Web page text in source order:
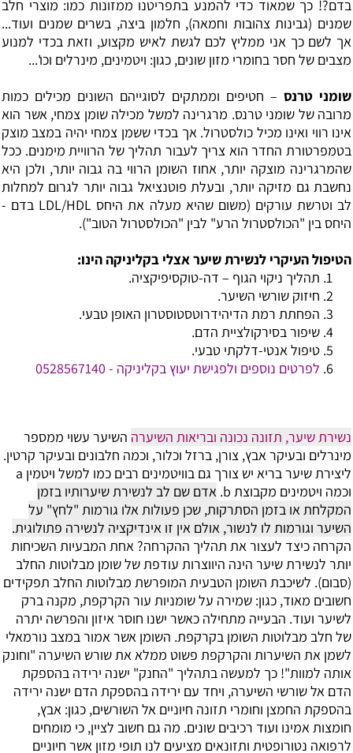
בדם?! כך שמאוד כדי להמנע בתפריטנו ממזונות כמו: מוצרי חלב
שמנים (גבינות צהובות וחמאה), חלמון ביצה, בשרים שמנים ועוד...
אך לשם כך אני ממליץ לכם לגשת לאיש מקצוע, וזאת בכדי למנוע
מצבים של חסר בחומרי מזון שונים, כגון: ויטמינים, מינרלים וכו'...
שומני טרנס – חטיפים וממתקים לסוגייהם השונים מכילים כמות
מרובה של שומני טרנס. מרגרינה למשל מכילה שומן צמחי, אשר הוא
אינו רווי ואינו מכיל כולסטרול. אך בכדי ששמן צמחי יהיה במצב מוצק
בטמפרטורת החדר הוא צריך לעבור תהליך של הרוויית מימנים. ככל
שהמרגרינה מוצקה יותר, אחוז השומן הרווי בה גבוה יותר, ולכן היא
נחשבת גם מזיקה יותר, ובעלת פוטנציאל גבוה יותר לגרום למחלות
לב וטרשת עורקים (משום שהיא מעלה את היחס LDL/HDL בדם -
היחס בין "הכולסטרול הרע" לבין "הכולסטרול הטוב").
הטיפול העיקרי לנשירת שיער אצלי בקליניקה הינו:
תהליך ניקוי הגוף – דה-טוקסיפיקציה.
חיזוק שורשי השיער.
הפחתת רמת הדיהידרוטסטוסטרון האופן טבעי.
שיפור בסירקולציית הדם.
טיפול אנטי-דלקתי טבעי.
לפרטים נוספים ולפגישת יעוץ בקליניקה - 0528567140
נשירת שיער, תזונה נכונה ובריאות השיערה השיער עשוי ממספר
מינרלים ובעיקר אבץ, צורן, ברזל וכלור, וכמה חלבונים ובעיקר קרטין.
ליצירת שיער בריא יש צורך גם בוויטמינים רבים כמו למשל ויטמין a
וכמה ויטמינים מקבוצת b.
אדם שם לב לנשירת שיערותיו בזמן
המקלחת או בזמן הסתרקות, שכן פעולות אלו גורמות "לחץ" על
השיער וגורמות לו לנשור, אולם אין זו אינדיקציה לנשירה פתולוגית.
הקרחה כיצד לעצור את תהליך ההקרחה? אחת המבעיות השכיחות
יותר לנשירת שיער הינה היווצרות עודפת של שומן מבלוטות החלב
(סבום). לשיכבת השומן הטבעית המופרשת מבלוטות החלב תפקידים
חשובים מאוד, כגון: שמירה על שומניות עור הקרקפת, מקנה ברק
לשיער ועוד. הבעייה מתחילה כאשר ישנו חוסר איזון והפרשה יתרה
של חלב מבלוטות השומן בקרקפת. השומן אשר אמור במצב נורמאלי
לשמן את השיערות והקרקפת פשוט ממלא את שורש השיערה "וחונק
אותה למוות"! כך למעשה בתהליך "החנק" ישנה ירידה בהספקת
הדם אל שורשי השיערה, ויחד עם ירידה בהספקת הדם ישנה ירידה
בהספקת החמצן וחומרי תזונה חיוניים אל השורשים, כגון: אבץ,
חומצות אמינו ועוד רכיבים שונים. מה גם חשוב לציין, כי מומחים
לרפואה נטורופטית ותזונאים מציעים לנו תופי מזון אשר חיוניים